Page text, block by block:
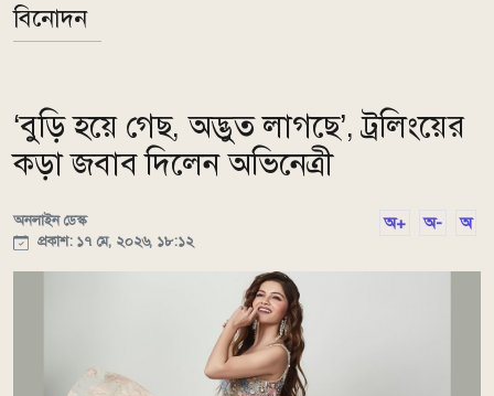
বিনোদন
‘বুড়ি হয়ে গেছ, অদ্ভুত লাগছে’, ট্রলিংয়ের
কড়া জবাব দিলেন অভিনেত্রী
অনলাইন ডেস্ক
প্রকাশ: ১৭ মে, ২০২৬, ১৮:১২
অ+ অ- অ